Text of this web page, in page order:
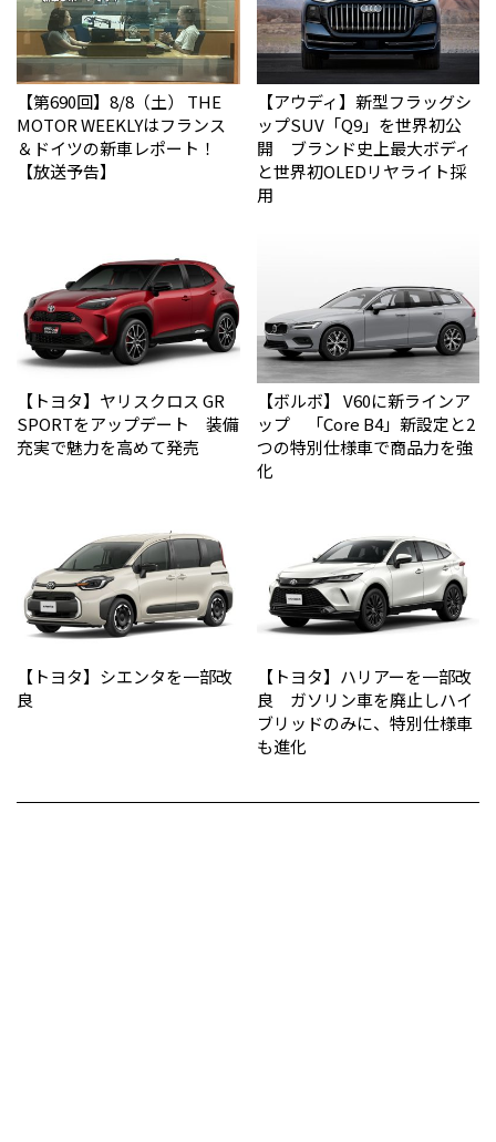
【第690回】8/8（土） THE
MOTOR WEEKLYはフランス
＆ドイツの新車レポート！
【放送予告】
【アウディ】新型フラッグシ
ップSUV「Q9」を世界初公
開 ブランド史上最大ボディ
と世界初OLEDリヤライト採
用
【トヨタ】ヤリスクロス GR
SPORTをアップデート 装備
充実で魅力を高めて発売
【ボルボ】 V60に新ラインア
ップ 「Core B4」新設定と2
つの特別仕様車で商品力を強
化
【トヨタ】シエンタを一部改
良
【トヨタ】ハリアーを一部改
良 ガソリン車を廃止しハイ
ブリッドのみに、特別仕様車
も進化